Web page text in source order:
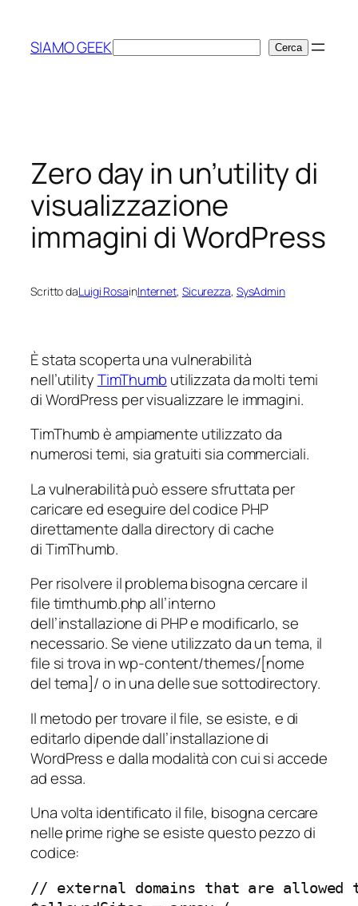
contenuto
SIAMO GEEKCerca Cerca
Zero day in un’utility di
visualizzazione
immagini di WordPress
Scritto daLuigi RosainInternet, Sicurezza, SysAdmin
È stata scoperta una vulnerabilità
nell’utilityTimThumb utilizzata da molti temi
di WordPress per visualizzare le immagini.
TimThumb è ampiamente utilizzato da
numerosi temi, sia gratuiti sia commerciali.
La vulnerabilità può essere sfruttata per
caricare ed eseguire del codice PHP
direttamente dalla directory di cache
di TimThumb.
Per risolvere il problema bisogna cercare il
file timthumb.php all’interno
dell’installazione di PHP e modificarlo, se
necessario. Se viene utilizzato da un tema, il
file si trova in wp-content/themes/[nome
del tema]/ o in una delle sue sottodirectory.
Il metodo per trovare il file, se esiste, e di
editarlo dipende dall’installazione di
WordPress e dalla modalità con cui si accede
ad essa.
Una volta identificato il file, bisogna cercare
nelle prime righe se esiste questo pezzo di
codice:
// external domains that are allowed